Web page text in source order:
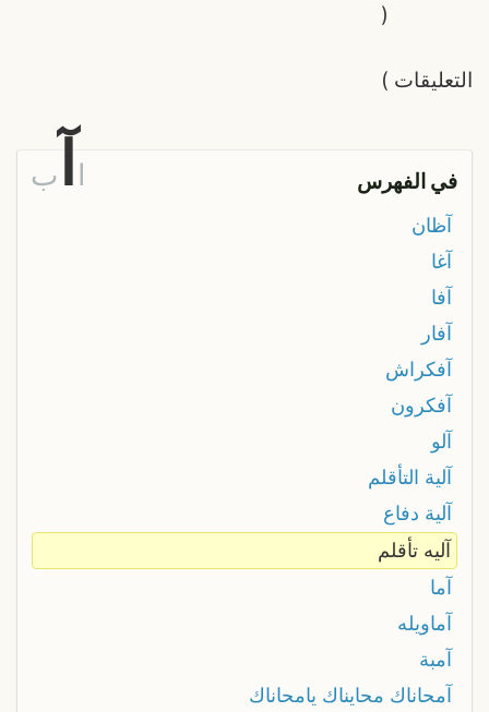
التعليقات
(
)
في الفهرس ا ب
آظان
آغا
آفا
آفار
آفكراش
آفكرون
آلو
آلية التأقلم
آلية دفاع
آليه تأقلم
آما
آماويله
آمبة
آمحاناك محايناك يامحاناك